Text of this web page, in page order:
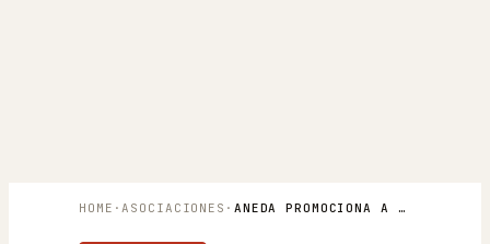
HOME ·ASOCIACIONES · ANEDA PROMOCIONA A SUS ASOCIADOS EN ITALIA